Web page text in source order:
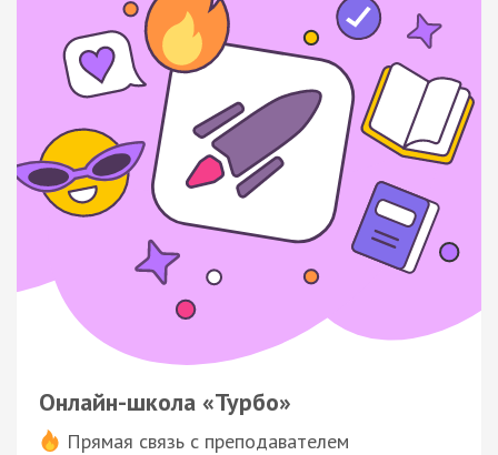
Онлайн-школа «Турбо»
Прямая связь с преподавателем